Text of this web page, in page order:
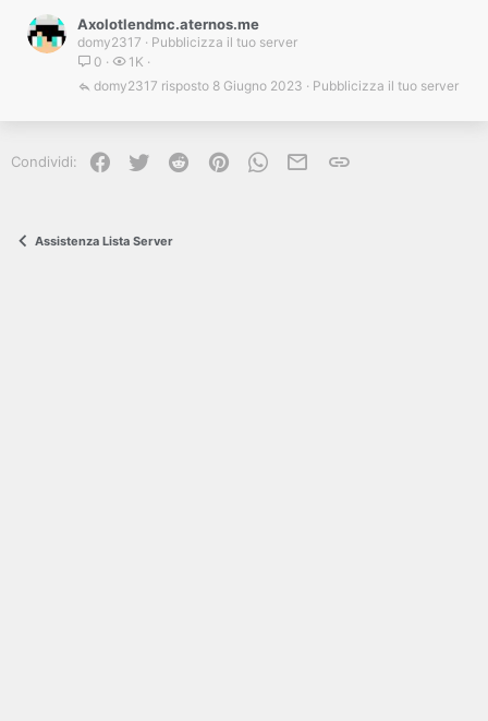
Axolotlendmc.aternos.me
domy2317
Pubblicizza il tuo server
0
1K
Pubblicizza il tuo server
8 Giugno 2023
domy2317
Condividi: Facebook
Twitter Reddit PinterestWhatsApp
e-mailLink
Assistenza Lista Server